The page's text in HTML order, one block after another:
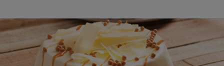
Chocolade
Karamel
Taartjes